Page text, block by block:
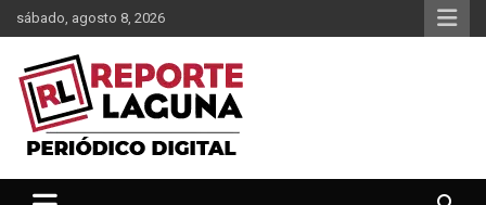
Saltar
al
contenido
sábado, agosto 8, 2026
Reporte Laguna